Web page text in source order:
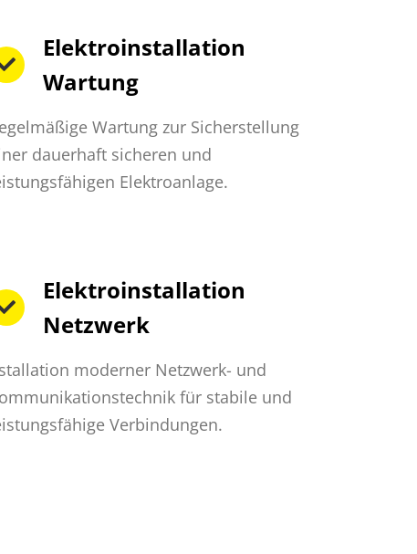
Elektroinstallation
Wartung
Wartung zur Sicherstellung
dauerhaft sicheren und
Elektroanlage.
Elektroinstallation
Netzwerk
moderner Netzwerk- und
für stabile und
Verbindungen.